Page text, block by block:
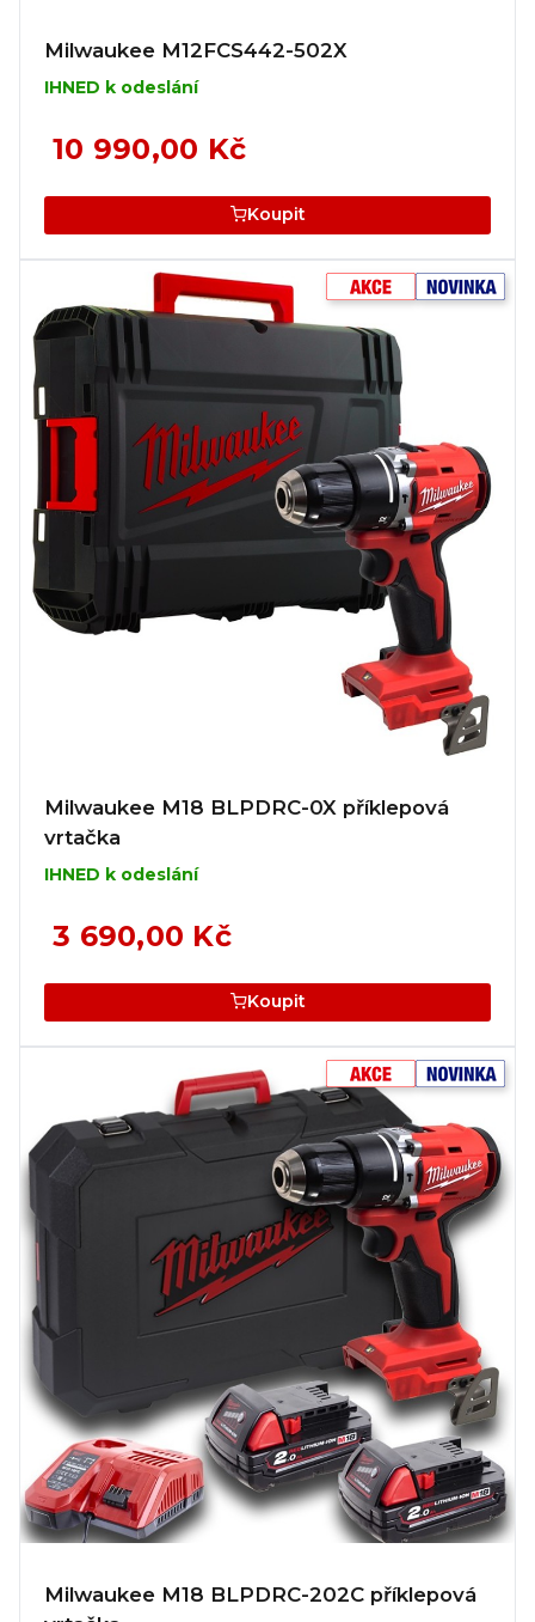
Milwaukee M12FCS442-502X
IHNED k odeslání
10 990,00 Kč
Koupit
Milwaukee M18 BLPDRC-0X příklepová
vrtačka
IHNED k odeslání
3 690,00 Kč
Koupit
Milwaukee M18 BLPDRC-202C příklepová